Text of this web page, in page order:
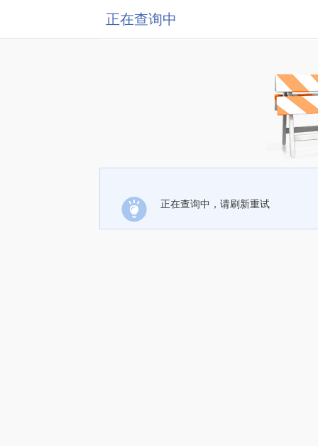
正在查询中
正在查询中，请刷新重试